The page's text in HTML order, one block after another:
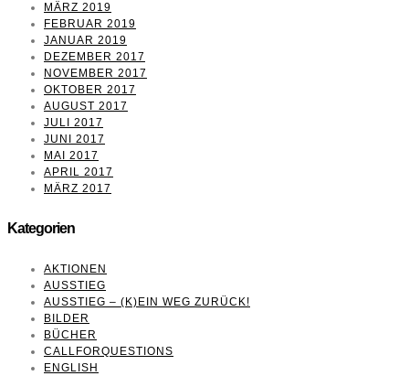
MÄRZ 2019
FEBRUAR 2019
JANUAR 2019
DEZEMBER 2017
NOVEMBER 2017
OKTOBER 2017
AUGUST 2017
JULI 2017
JUNI 2017
MAI 2017
APRIL 2017
MÄRZ 2017
Kategorien
AKTIONEN
AUSSTIEG
AUSSTIEG – (K)EIN WEG ZURÜCK!
BILDER
BÜCHER
CALLFORQUESTIONS
ENGLISH